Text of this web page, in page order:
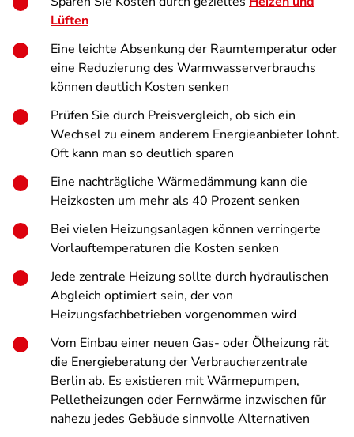
Lüften
Eine leichte Absenkung der Raumtemperatur oder
eine Reduzierung des Warmwasserverbrauchs
können deutlich Kosten senken
Prüfen Sie durch Preisvergleich, ob sich ein
Wechsel zu einem anderem Energieanbieter lohnt.
Oft kann man so deutlich sparen
Eine nachträgliche Wärmedämmung kann die
Heizkosten um mehr als 40 Prozent senken
Bei vielen Heizungsanlagen können verringerte
Vorlauftemperaturen die Kosten senken
Jede zentrale Heizung sollte durch hydraulischen
Abgleich optimiert sein, der von
Heizungsfachbetrieben vorgenommen wird
Vom Einbau einer neuen Gas- oder Ölheizung rät
die Energieberatung der Verbraucherzentrale
Berlin ab. Es existieren mit Wärmepumpen,
Pelletheizungen oder Fernwärme inzwischen für
nahezu jedes Gebäude sinnvolle Alternativen